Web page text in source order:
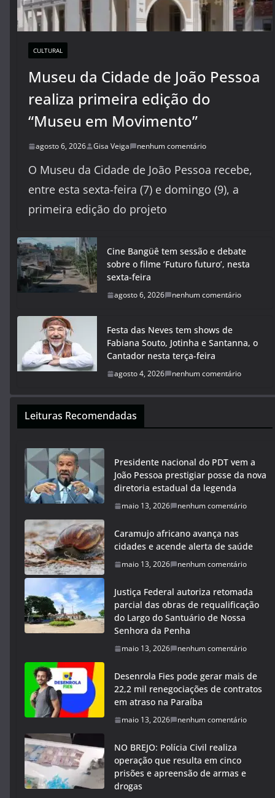
CULTURAL
Museu da Cidade de João Pessoa
realiza primeira edição do
“Museu em Movimento”
agosto 6, 2026 Gisa Veiga nenhum comentário
O Museu da Cidade de João Pessoa recebe,
entre esta sexta-feira (7) e domingo (9), a
primeira edição do projeto
Cine Bangüê tem sessão e debate
sobre o filme ‘Futuro futuro’, nesta
sexta-feira
agosto 6, 2026 nenhum comentário
Festa das Neves tem shows de
Fabiana Souto, Jotinha e Santanna, o
Cantador nesta terça-feira
agosto 4, 2026 nenhum comentário
Leituras Recomendadas
Presidente nacional do PDT vem a
João Pessoa prestigiar posse da nova
diretoria estadual da legenda
maio 13, 2026 nenhum comentário
Caramujo africano avança nas
cidades e acende alerta de saúde
maio 13, 2026 nenhum comentário
Justiça Federal autoriza retomada
parcial das obras de requalificação
do Largo do Santuário de Nossa
Senhora da Penha
maio 13, 2026 nenhum comentário
Desenrola Fies pode gerar mais de
22,2 mil renegociações de contratos
em atraso na Paraíba
maio 13, 2026 nenhum comentário
NO BREJO: Polícia Civil realiza
operação que resulta em cinco
prisões e apreensão de armas e
drogas